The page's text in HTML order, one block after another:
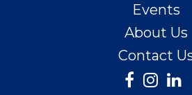
Events
About Us
Contact